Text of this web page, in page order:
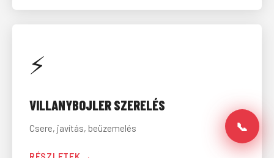
📞
⚡
VILLANYBOJLER SZERELÉS
Csere, javítás, beüzemelés